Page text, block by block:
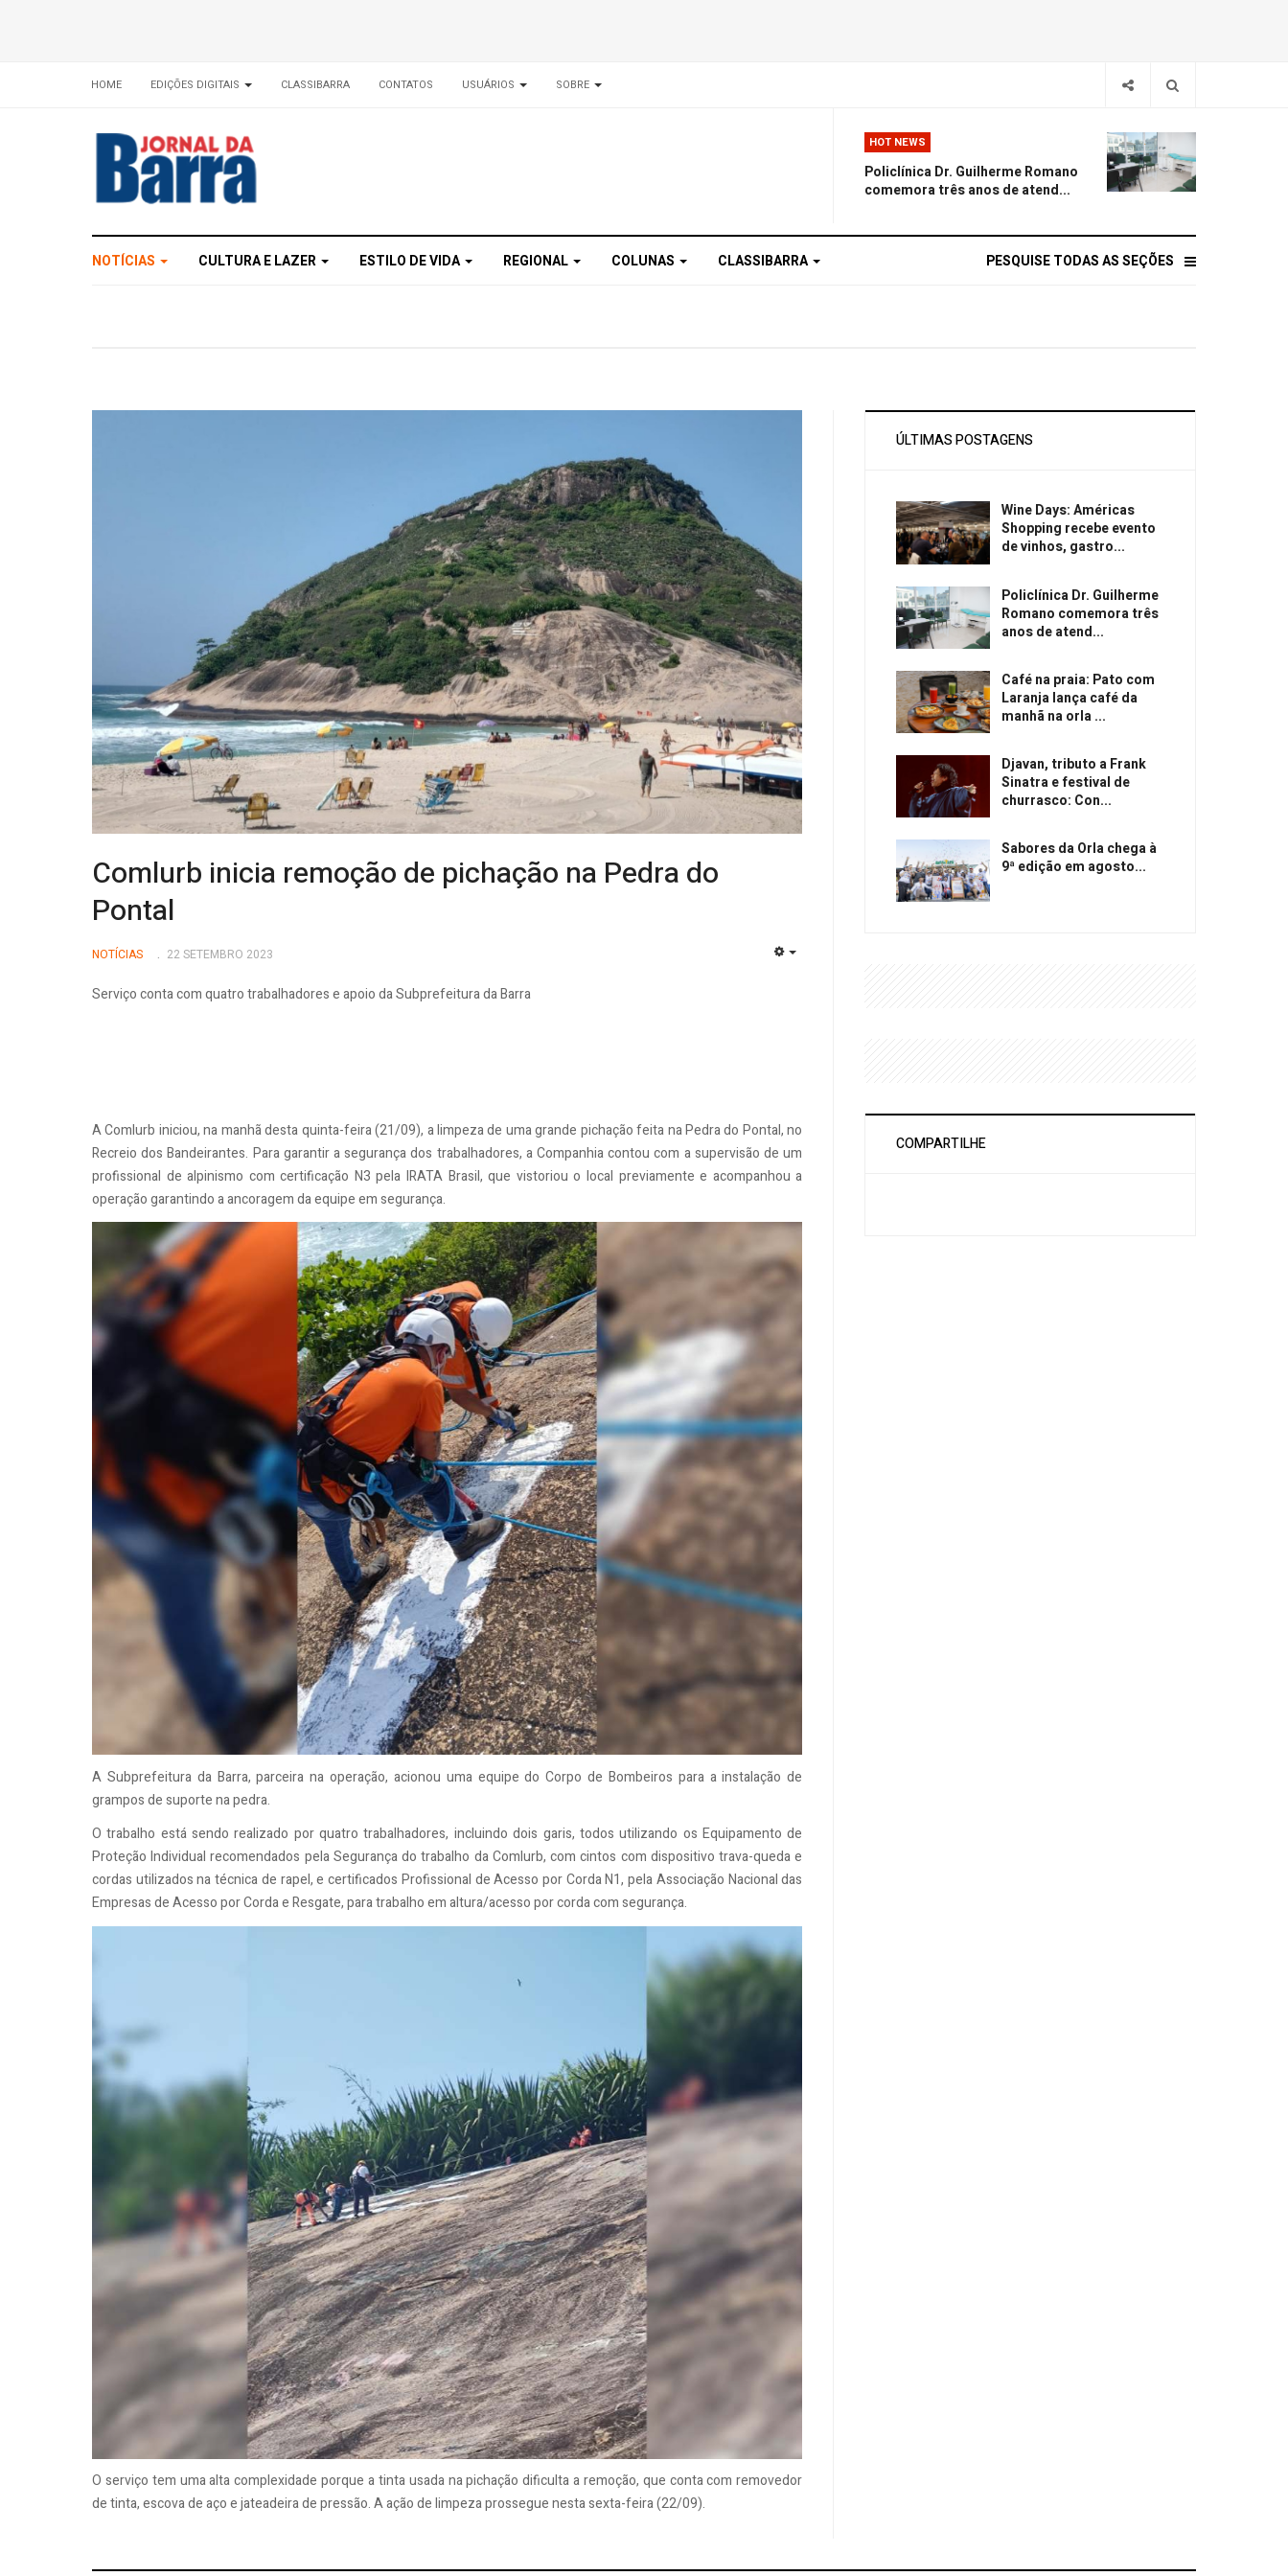
HOME EDIÇÕES DIGITAIS CLASSIBARRA CONTATOS USUÁRIOS SOBRE
HOT NEWS
Policlínica Dr. Guilherme Romano
comemora três anos de atend...
NOTÍCIAS CULTURA E LAZER ESTILO DE VIDA REGIONAL COLUNAS CLASSIBARRA PESQUISE TODAS AS SEÇÕES
Comlurb inicia remoção de pichação na Pedra do
Pontal
NOTÍCIAS 22 SETEMBRO 2023
Serviço conta com quatro trabalhadores e apoio da Subprefeitura da Barra
A Comlurb iniciou, na manhã desta quinta-feira (21/09), a limpeza de uma grande pichação feita na Pedra do Pontal, no
Recreio dos Bandeirantes. Para garantir a segurança dos trabalhadores, a Companhia contou com a supervisão de um
profissional de alpinismo com certificação N3 pela IRATA Brasil, que vistoriou o local previamente e acompanhou a
operação garantindo a ancoragem da equipe em segurança.
A Subprefeitura da Barra, parceira na operação, acionou uma equipe do Corpo de Bombeiros para a instalação de
grampos de suporte na pedra.
O trabalho está sendo realizado por quatro trabalhadores, incluindo dois garis, todos utilizando os Equipamento de
Proteção Individual recomendados pela Segurança do trabalho da Comlurb, com cintos com dispositivo trava-queda e
cordas utilizados na técnica de rapel, e certificados Profissional de Acesso por Corda N1, pela Associação Nacional das
Empresas de Acesso por Corda e Resgate, para trabalho em altura/acesso por corda com segurança.
O serviço tem uma alta complexidade porque a tinta usada na pichação dificulta a remoção, que conta com removedor
de tinta, escova de aço e jateadeira de pressão. A ação de limpeza prossegue nesta sexta-feira (22/09).
ÚLTIMAS POSTAGENS
Wine Days: Américas
Shopping recebe evento
de vinhos, gastro...
Policlínica Dr. Guilherme
Romano comemora três
anos de atend...
Café na praia: Pato com
Laranja lança café da
manhã na orla ...
Djavan, tributo a Frank
Sinatra e festival de
churrasco: Con...
Sabores da Orla chega à
9ª edição em agosto...
COMPARTILHE